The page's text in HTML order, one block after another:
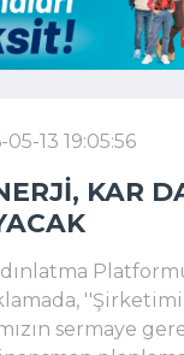
13 19:05:56
KAR
sermaye